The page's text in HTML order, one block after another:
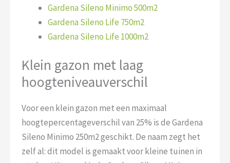
Gardena Sileno Minimo 500m2
Gardena Sileno Life 750m2
Gardena Sileno Life 1000m2
Klein gazon met laag
hoogteniveauverschil
Voor een klein gazon met een maximaal
hoogtepercentageverschil van 25% is de Gardena
Sileno Minimo 250m2 geschikt. De naam zegt het
zelf al: dit model is gemaakt voor kleine tuinen in